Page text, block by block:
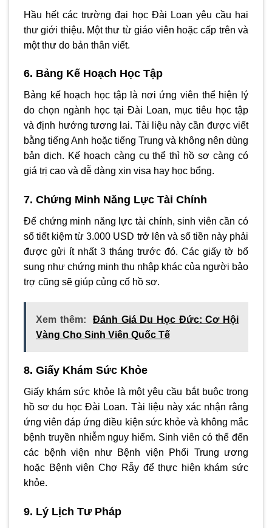
Hầu hết các trường đại học Đài Loan yêu cầu hai
thư giới thiệu. Một thư từ giáo viên hoặc cấp trên và
một thư do bản thân viết.
6. Bảng Kế Hoạch Học Tập
Bảng kế hoạch học tập là nơi ứng viên thể hiện lý
do chọn ngành học tại Đài Loan, mục tiêu học tập
và định hướng tương lai. Tài liệu này cần được viết
bằng tiếng Anh hoặc tiếng Trung và không nên dùng
bản dịch. Kế hoạch càng cụ thể thì hồ sơ càng có
giá trị cao và dễ dàng xin visa hay học bổng.
7. Chứng Minh Năng Lực Tài Chính
Để chứng minh năng lực tài chính, sinh viên cần có
sổ tiết kiệm từ 3.000 USD trở lên và số tiền này phải
được gửi ít nhất 3 tháng trước đó. Các giấy tờ bổ
sung như chứng minh thu nhập khác của người bảo
trợ cũng sẽ giúp củng cố hồ sơ.
Xem thêm:
Đánh Giá Du Học Đức: Cơ Hội
Vàng Cho Sinh Viên Quốc Tế
8. Giấy Khám Sức Khỏe
Giấy khám sức khỏe là một yêu cầu bắt buộc trong
hồ sơ du học Đài Loan. Tài liệu này xác nhận rằng
ứng viên đáp ứng điều kiện sức khỏe và không mắc
bệnh truyền nhiễm nguy hiểm. Sinh viên có thể đến
các bệnh viện như Bệnh viện Phổi Trung ương
hoặc Bệnh viện Chợ Rẫy để thực hiện khám sức
khỏe.
9. Lý Lịch Tư Pháp